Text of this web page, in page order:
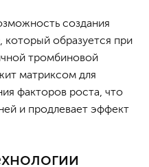
создания
который образуется при
тромбиновой
матриксом для
факторов роста, что
и продлевает эффект